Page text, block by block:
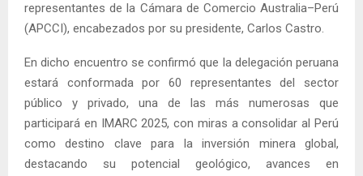
representantes de la Cámara de Comercio Australia–Perú
(APCCI), encabezados por su presidente, Carlos Castro.
En dicho encuentro se confirmó que la delegación peruana
estará conformada por 60 representantes del sector
público y privado, una de las más numerosas que
participará en IMARC 2025, con miras a consolidar al Perú
como destino clave para la inversión minera global,
destacando su potencial geológico, avances en